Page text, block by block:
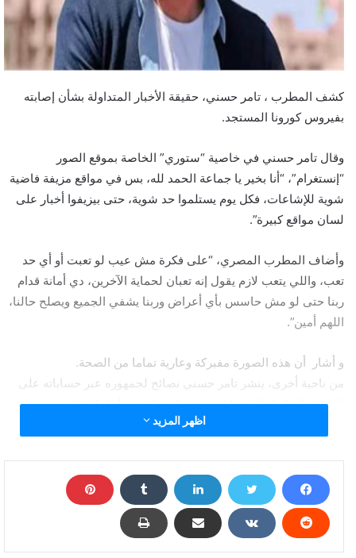
كشف المطرب ، تامر حسني، حقيقة الأخبار المتداولة بشأن إصابته
بفيروس كورونا المستجد.
وقال تامر حسني في خاصية “ستوري” الخاصة بموقع الصور
“إنستغرام”، “أنا بخير يا جماعة الحمد لله، بس في مواقع مزيفة فاضية
شوية للإشاعات، فكل يوم يستلموا حد شوية، حتى بيزيفوا أخبار على
لسان مواقع كبيرة”.
وأضاف المطرب المصري، “على فكرة مش عيب لو تعبت أو أي حد
تعب، واللي يتعب لازم يقول إنه تعبان لحماية الآخرين، دي أمانة قدام
ربنا حتى لو مش حاسس بأي أعراض وربنا يشفي الجميع ويصلح حالنا،
اللهم أمين”.
و أشار أن هذه الصورة مفبركة وعارية تماما من الصحة.
من ناحية أخرى، ينشر تامر حسني نصائح لجمهوره عبر حساباته على
المواقع التواصل الاجتماعي، بعض النصائح من أجل الوقاية من فيروس
“كورونا” المستجد، ومنها شرب الماء باستمرار، والتوعية بأهمية ارتداء
وكانت آخر أعمال تامر حسني الفنية فيلم “الفلوس”، الذي طرح في
ديسمبر/ كانون الأول، ويشاركه بطولته خالد الصاوي وزينة، وهو قصة
تامر حسني، وتأليف محمد عبد المعطي ومن إخراج سعيد الماروق.
اظهر المزيد